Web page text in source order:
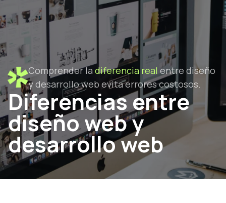
Comprender la diferencia real entre diseño
y desarrollo web evita errores costosos.
Diferencias entre
diseño web y
desarrollo web